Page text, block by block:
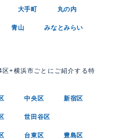
大手町 丸の内
青山 みなとみらい
+横浜市ごとにご紹介する特
中央区 新宿区
世田谷区
台東区 豊島区